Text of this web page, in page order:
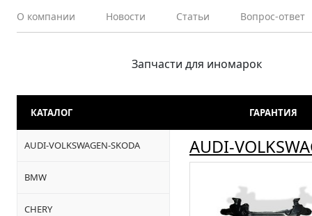
О компании Новости Статьи Вопрос-ответ
Запчасти для иномарок
КАТАЛОГ ГАРАНТИЯ
AUDI-VOLKSWAGEN-SKODA
BMW
CHERY
AUDI-